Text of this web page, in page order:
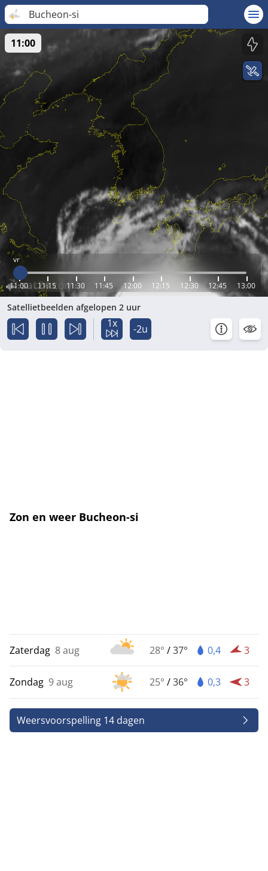
Bucheon-si
vr
11:00 11:15 11:30 11:45 12:00 12:15 12:30 12:45 13:00
11:00
Satellietbeelden afgelopen 2 uur
1x -2u
Zon en weer Bucheon-si
Zaterdag 8 aug 28° /37° 0,4 3
Zondag 9 aug 25° /36° 0,3 3
Weersvoorspelling 14 dagen